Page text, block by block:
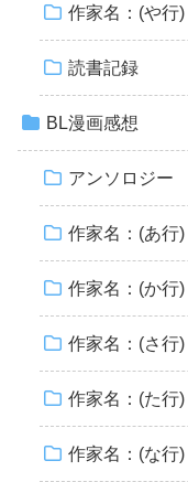
作家名：(や行)
読書記録
BL漫画感想
アンソロジー
作家名：(あ行)
作家名：(か行)
作家名：(さ行)
作家名：(た行)
作家名：(な行)